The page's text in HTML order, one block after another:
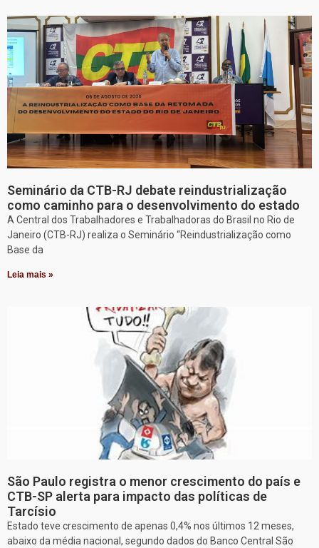
Seminário da CTB-RJ debate reindustrialização
como caminho para o desenvolvimento do estado
A Central dos Trabalhadores e Trabalhadoras do Brasil no Rio de
Janeiro (CTB-RJ) realiza o Seminário “Reindustrialização como
Base da
Leia mais »
São Paulo registra o menor crescimento do país e
CTB-SP alerta para impacto das políticas de
Tarcísio
Estado teve crescimento de apenas 0,4% nos últimos 12 meses,
abaixo da média nacional, segundo dados do Banco Central São